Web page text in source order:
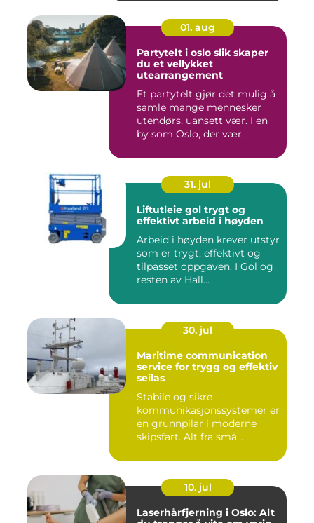
01. aug
Partytelt i oslo slik skaper
du et vellykket
utearrangement
Et partytelt gjør det mulig å
samle mange mennesker
utendørs, uansett vær. I en
by som Oslo, der vær...
31. jul
Liftutleie gol trygt og
effektivt arbeid i høyden
Arbeid i høyden krever utstyr
som er trygt, effektivt og
tilpasset oppgaven. I Gol og
resten av Hall...
30. jul
Maritime communication
service for trygg og effektiv
seilas
Stabile og sikre
kommunikasjonssystemer er
en grunnpilar i moderne
skipsfart. Alt fra små
10. jul
Laserhårfjerning i Oslo: Alt